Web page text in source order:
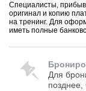
275 ФЗ в
Приказ
сопровождении
заказа);
Специалисты,
оригинал и копию
на тренинг. Для
иметь полные
Для
позднее,